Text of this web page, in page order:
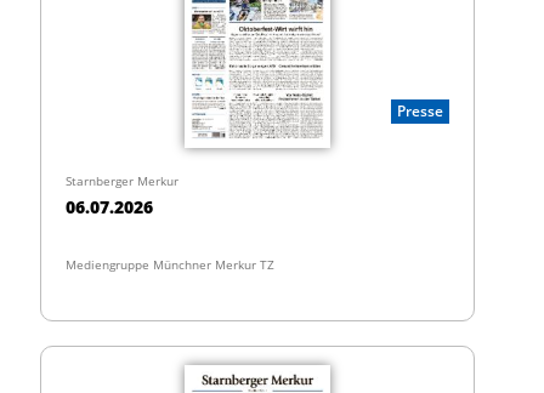
Presse
Starnberger Merkur
06.07.2026
Mediengruppe Münchner Merkur TZ